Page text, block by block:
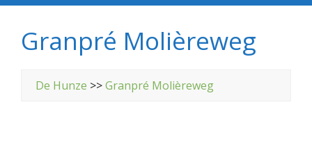
Granpré Molièreweg
De Hunze >>Granpré Molièreweg